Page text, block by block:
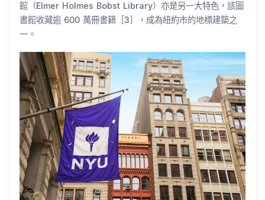
館（Elmer Holmes Bobst Library）亦是另一大特色，該圖
書館收藏逾 600 萬冊書籍［3］，成為紐約市的地標建築之
一。